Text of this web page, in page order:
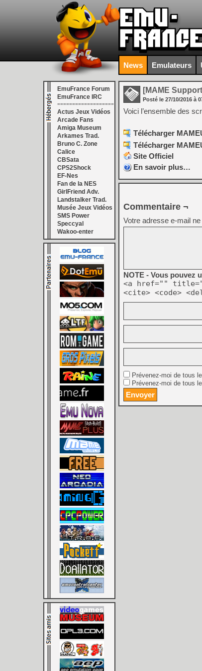
News Emulateurs
EmuFrance Forum
EmuFrance IRC
===================
Actus Jeux Vidéos
Arcade Fans
Amiga Museum
Arkames Trad.
Bruno C. Zone
Calice
CBSata
CPS2Shock
EF-Nes
Fan de la NES
GirlFriend Adv.
Landstalker Trad.
Musée Jeux Vidéos
SMS Power
Speccyal
Wakoo-enter
[MAME
Posté le 27/10/2016 à
Voici l’ensemble des
Télécharger
Télécharger
Site Officiel
En savoir plus…
Commentaire ¬
Votre adresse e-mail
NOTE - Vous pouvez
<a href=""
<cite> <code>
Prévenez-moi de tous
Prévenez-moi de tous